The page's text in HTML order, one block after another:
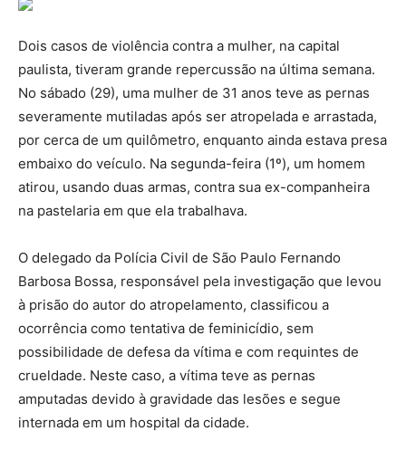
Dois casos de violência contra a mulher, na capital
paulista, tiveram grande repercussão na última semana.
No sábado (29), uma mulher de 31 anos teve as pernas
severamente mutiladas após ser atropelada e arrastada,
por cerca de um quilômetro, enquanto ainda estava presa
embaixo do veículo. Na segunda-feira (1º), um homem
atirou, usando duas armas, contra sua ex-companheira
na pastelaria em que ela trabalhava.
O delegado da Polícia Civil de São Paulo Fernando
Barbosa Bossa, responsável pela investigação que levou
à prisão do autor do atropelamento, classificou a
ocorrência como tentativa de feminicídio, sem
possibilidade de defesa da vítima e com requintes de
crueldade. Neste caso, a vítima teve as pernas
amputadas devido à gravidade das lesões e segue
internada em um hospital da cidade.